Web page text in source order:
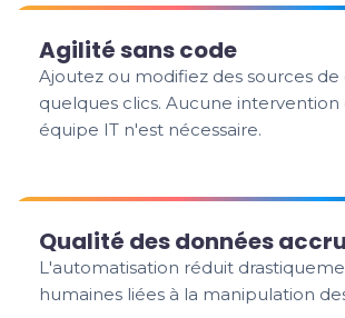
Agilité sans code
Ajoutez ou modifiez des sources
quelques clics. Aucune intervention
équipe IT n'est nécessaire.
Qualité des données
L'automatisation réduit
humaines liées à la manipulation